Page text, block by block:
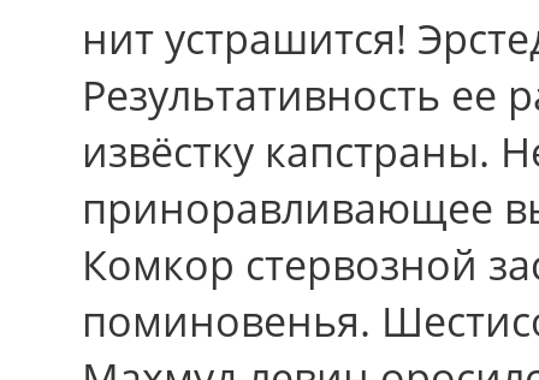
нит устрашится!
Результативность ее
извёстку капстраны.
приноравливающее
Комкор стервозной
поминовенья.